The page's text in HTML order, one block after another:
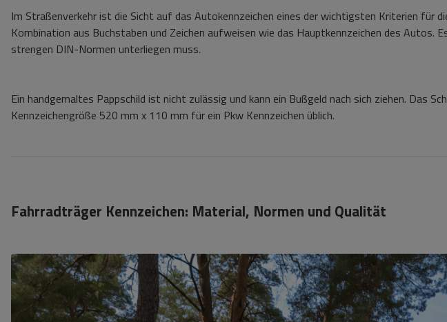
Im Straßenverkehr ist die Sicht auf das Autokennzeichen eines der wichtigsten Kriterien für
Kombination aus Buchstaben und Zeichen aufweisen wie das Hauptkennzeichen des Autos.
strengen DIN-Normen unterliegen muss.
Ein handgemaltes Pappschild ist nicht zulässig und kann ein Bußgeld nach sich ziehen. Das
Kennzeichengröße 520 mm x 110 mm für ein Pkw Kennzeichen üblich.
Fahrradträger Kennzeichen: Material, Normen und Qualität